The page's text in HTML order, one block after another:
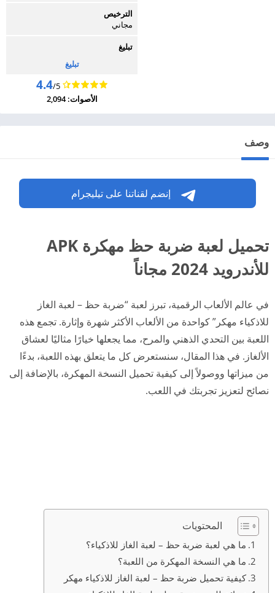
الترخيص
مجاني
تبليغ
تبليغ
4.4/5
الأصوات: 2,094
وصف
إنضم لقناتنا على تيليجرام
تحميل لعبة ضربة حظ مهكرة APK
للأندرويد 2024 مجاناً
في عالم الألعاب الرقمية، تبرز لعبة “ضربة حظ – لعبة الغاز
للاذكياء مهكر” كواحدة من الألعاب الأكثر شهرة وإثارة. تجمع هذه
اللعبة بين التحدي الذهني والمرح، مما يجعلها خيارًا مثاليًا لعشاق
الألغاز. في هذا المقال، سنستعرض كل ما يتعلق بهذه اللعبة، بدءًا
من ميزاتها ووصولاً إلى كيفية تحميل النسخة المهكرة، بالإضافة إلى
نصائح لتعزيز تجربتك في اللعب.
المحتويات
ما هي لعبة ضربة حظ – لعبة الغاز للاذكياء؟
ما هي النسخة المهكرة من اللعبة؟
كيفية تحميل ضربة حظ – لعبة الغاز للاذكياء مهكر